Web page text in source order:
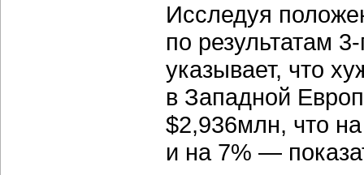
Исследуя
по результатам
указывает, что
в Западной
$2,936млн, что
и на 7% —